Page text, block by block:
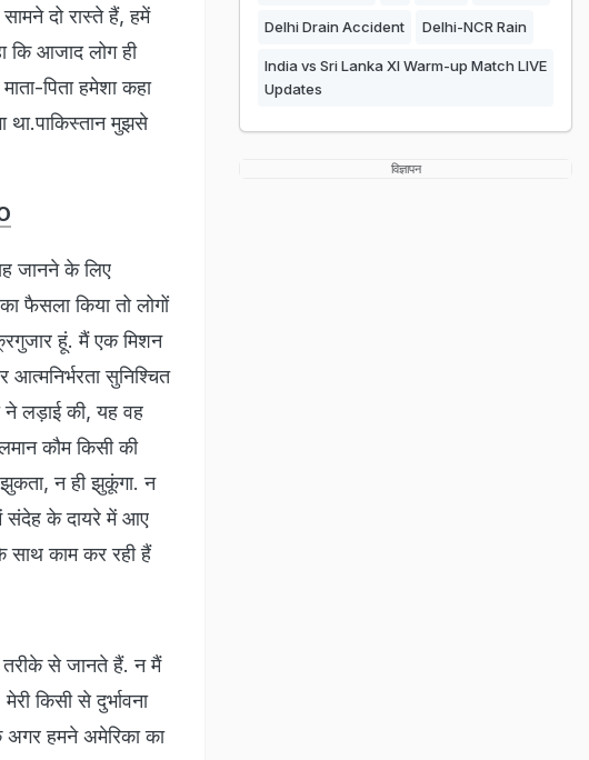
दो रास्‍ते हैं, हमें
कि आजाद लोग ही
पिता हमेशा कहा
मुझसे
जानने के लिए
फैसला किया तो लोगों
हूं. मैं एक मिशन
सुनिश्चित
ने लड़ाई की, यह वह
कौम किसी की
न ही झुकूंगा. न
संदेह के दायरे में आए
साथ काम कर रही हैं
तरीके से जानते हैं. न मैं
किसी से दुर्भावना
अगर हमने अमेरिका का
Delhi Drain Accident Delhi-NCR Rain
India vs Sri Lanka XI Warm-up Match LIVE
Updates
विज्ञापन